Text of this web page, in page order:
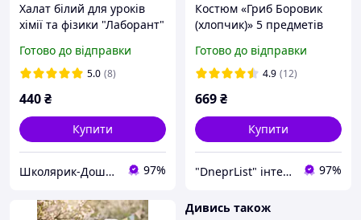
Халат білий для уроків
хімії та фізики "Лаборант"
захисний одяг для занять
Готово до відправки
5.0 (8)
440₴
Купити
Школярик-Дошколярик 97%
Костюм «Гриб Боровик
(хлопчик)» 5 предметів
Готово до відправки
4.9 (12)
669₴
Купити
"DneprList" інтернет магазин 97%
Дивись також